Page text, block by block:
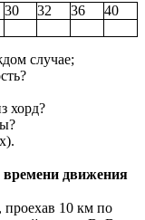
30 32 36
40
случае;
хорд?
времени движения
10 км по